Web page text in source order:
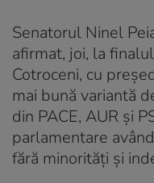
Senatorul Ninel
afirmat, joi, la
Cotroceni, cu
mai bună variantă
din PACE, AUR şi
parlamentare
fără minorităţi şi